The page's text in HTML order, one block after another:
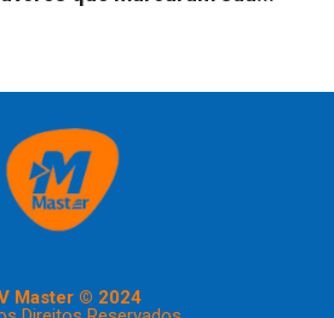
Master © 2024